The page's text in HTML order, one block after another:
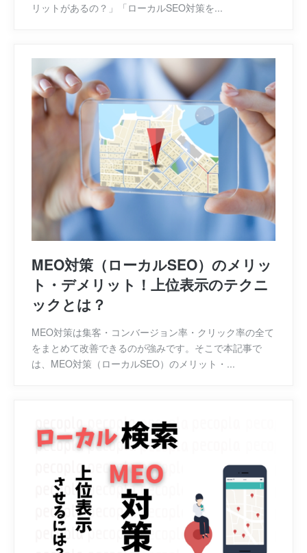
リットがあるの？」「ローカルSEO対策を...
MEO対策（ローカルSEO）のメリッ
ト・デメリット！上位表示のテクニ
ックとは？
MEO対策は集客・コンバージョン率・クリック率の全て
をまとめて改善できるのが強みです。そこで本記事で
は、MEO対策（ローカルSEO）のメリット・...